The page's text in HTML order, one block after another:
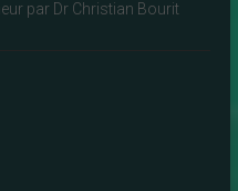
par Dr Christian Bourit